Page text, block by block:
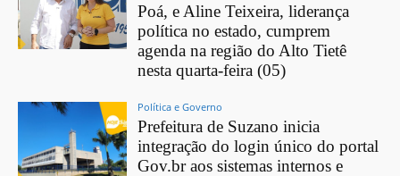
Poá, e Aline Teixeira, liderança
política no estado, cumprem
agenda na região do Alto Tietê
nesta quarta-feira (05)
Política e Governo
Prefeitura de Suzano inicia
integração do login único do portal
Gov.br aos sistemas internos e